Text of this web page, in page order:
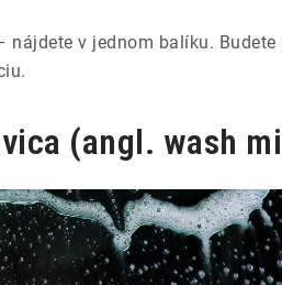
nájdete v jednom balíku.
(angl. wash